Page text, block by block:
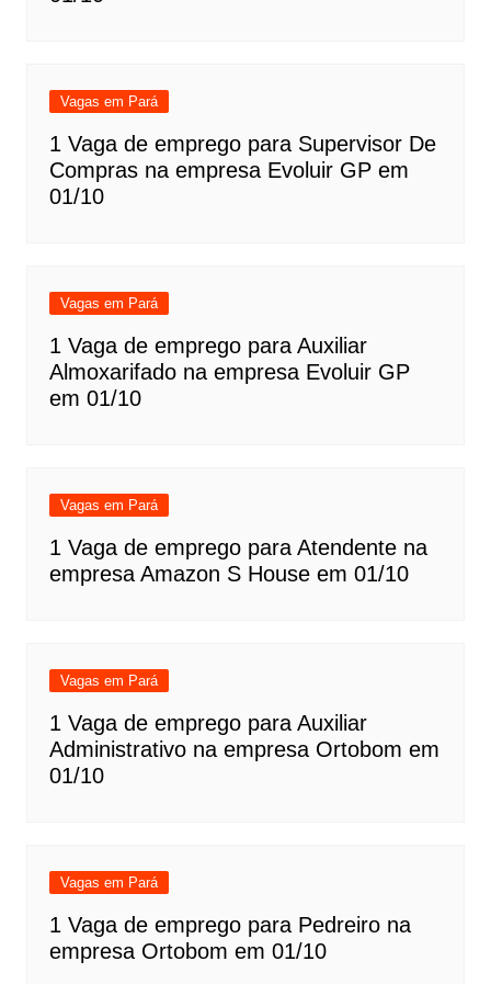
Vagas em Pará
1 Vaga de emprego para Supervisor De
Compras na empresa Evoluir GP em
01/10
Vagas em Pará
1 Vaga de emprego para Auxiliar
Almoxarifado na empresa Evoluir GP
em 01/10
Vagas em Pará
1 Vaga de emprego para Atendente na
empresa Amazon S House em 01/10
Vagas em Pará
1 Vaga de emprego para Auxiliar
Administrativo na empresa Ortobom em
01/10
Vagas em Pará
1 Vaga de emprego para Pedreiro na
empresa Ortobom em 01/10